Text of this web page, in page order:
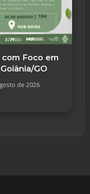
Foco em
GO
de 2026